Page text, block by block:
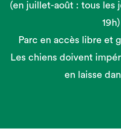
(en juillet-août : tous les
19h)
Parc en accès libre et
Les chiens doivent
en laisse